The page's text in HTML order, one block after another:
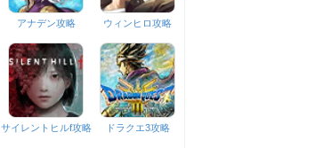
アナデン攻略 ウィンヒロ攻略
サイレントヒルf攻略 ドラクエ3攻略